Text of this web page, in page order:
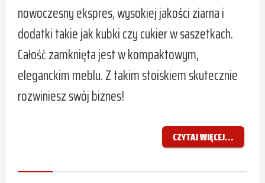
nowoczesny ekspres, wysokiej jakości ziarna i
dodatki takie jak kubki czy cukier w saszetkach.
Całość zamknięta jest w kompaktowym,
eleganckim meblu. Z takim stoiskiem skutecznie
rozwiniesz swój biznes!
CZYTAJ WIĘCEJ...